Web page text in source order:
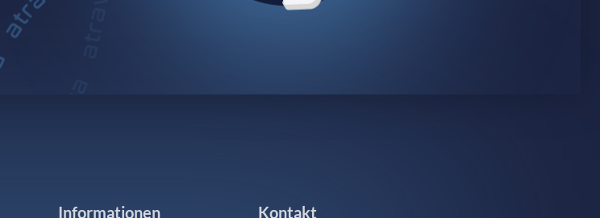
Informationen Kontakt